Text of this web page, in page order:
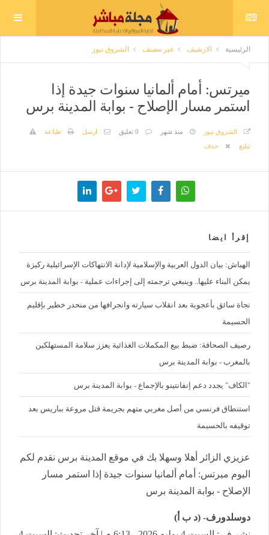
الرئيسية الارشيف غير مصنف الشروق نيوز
ميرتس: أمام ألمانيا سنوات جيدة إذا
استمر مسار الإصلاح - بوابة المدينة برس
الشروق نيوز منذ شهر 0 تعليق ارسل
طباعة
تبليغ
حذف
إقرأ ايضا
الهباش: بيان الدول العربية والإسلامية لإدانة الانتهاكات الإسرائيلية ركيزة
يمكن البناء عليها.. وينبغي ترجمته إلى إجراءات عملية - بوابة المدينة برس
نجاة سائق بأعجوبة بعد انقلاب سيارته وانجرافها من منحدر خطير بإقليم
الحسيمة
رصيف الصحافة: ضبط بيع المكملات الغذائية يعزز سلامة المستهلكين
بالمغرب - بوابة المدينة برس
"الكاف" يجدد دعم إنفانتينو بالإجماع - بوابة المدينة برس
استنطاق فرنسي من أصل مغربي متهم بجريمة قتل مروعة بباريس بعد
توقيفه بالحسيمة
عزيزي الزائر أهلا وسهلا بك في موقع المدينة برس نقدم لكم
اليوم ميرتس: أمام ألمانيا سنوات جيدة إذا استمر مسار
الإصلاح - بوابة المدينة برس
دوسلدورف- (د ب أ)